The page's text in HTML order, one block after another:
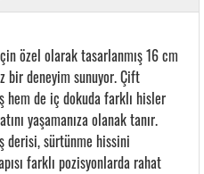
özel olarak tasarlanmış 16 cm
bir deneyim sunuyor. Çift
hem de iç dokuda farklı hisler
yaşamanıza olanak tanır.
derisi, sürtünme hissini
farklı pozisyonlarda rahat